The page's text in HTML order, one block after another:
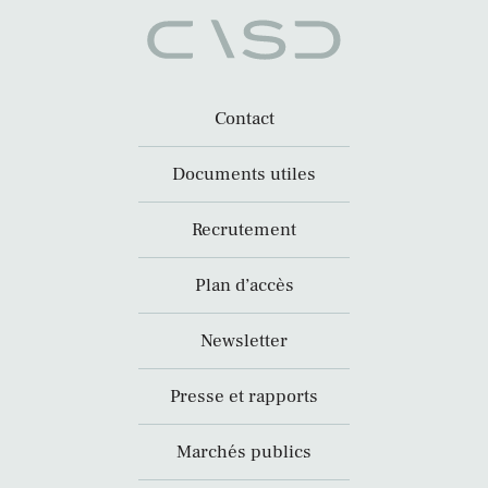
Contact
Documents utiles
Recrutement
Plan d’accès
Newsletter
Presse et rapports
Marchés publics